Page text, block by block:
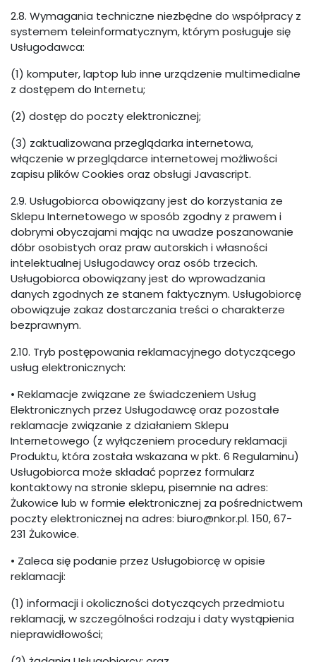
2.8. Wymagania techniczne niezbędne do współpracy z
systemem teleinformatycznym, którym posługuje się
Usługodawca:
(1) komputer, laptop lub inne urządzenie multimedialne
z dostępem do Internetu;
(2) dostęp do poczty elektronicznej;
(3) zaktualizowana przeglądarka internetowa,
włączenie w przeglądarce internetowej możliwości
zapisu plików Cookies oraz obsługi Javascript.
2.9. Usługobiorca obowiązany jest do korzystania ze
Sklepu Internetowego w sposób zgodny z prawem i
dobrymi obyczajami mając na uwadze poszanowanie
dóbr osobistych oraz praw autorskich i własności
intelektualnej Usługodawcy oraz osób trzecich.
Usługobiorca obowiązany jest do wprowadzania
danych zgodnych ze stanem faktycznym. Usługobiorcę
obowiązuje zakaz dostarczania treści o charakterze
bezprawnym.
2.10. Tryb postępowania reklamacyjnego dotyczącego
usług elektronicznych:
• Reklamacje związane ze świadczeniem Usług
Elektronicznych przez Usługodawcę oraz pozostałe
reklamacje związanie z działaniem Sklepu
Internetowego (z wyłączeniem procedury reklamacji
Produktu, która została wskazana w pkt. 6 Regulaminu)
Usługobiorca może składać poprzez formularz
kontaktowy na stronie sklepu, pisemnie na adres:
Żukowice lub w formie elektronicznej za pośrednictwem
poczty elektronicznej na adres: biuro@nkor.pl. 150, 67-
231 Żukowice.
• Zaleca się podanie przez Usługobiorcę w opisie
reklamacji:
(1) informacji i okoliczności dotyczących przedmiotu
reklamacji, w szczególności rodzaju i daty wystąpienia
nieprawidłowości;